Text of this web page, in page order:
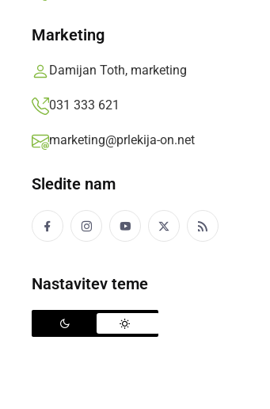
Marketing
Damijan Toth, marketing
031 333 621
marketing@prlekija-on.net
Sledite nam
Nastavitev teme
Tudi letos
Gostilno
Nagradna igra –
četrtek, 1. avgust
IzberitePrlekijo kot svoj